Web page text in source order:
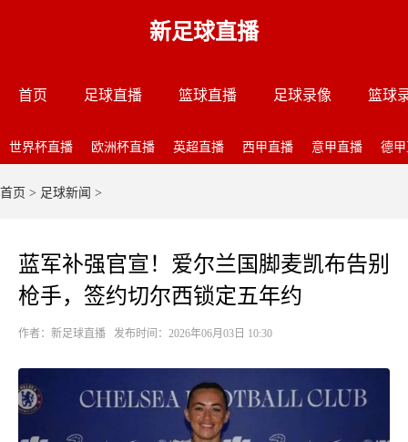
新足球直播
首页 足球直播 篮球直播 足球录像 篮球
世界杯直播 欧洲杯直播 英超直播 西甲直播 意甲直播 德
首页 > 足球新闻 >
蓝军补强官宣！爱尔兰国脚麦凯布告别
枪手，签约切尔西锁定五年约
作者：新足球直播 发布时间：2026年06月03日 10:30